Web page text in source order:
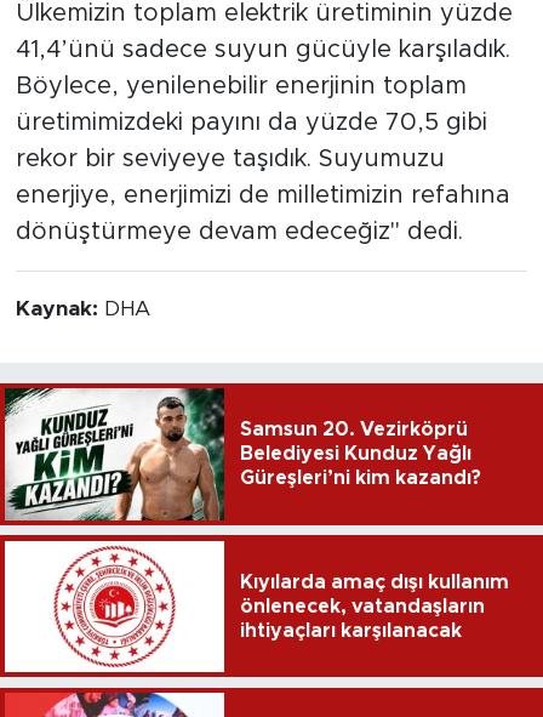
Ülkemizin toplam elektrik üretiminin yüzde
41,4’ünü sadece suyun gücüyle karşıladık.
Böylece, yenilenebilir enerjinin toplam
üretimimizdeki payını da yüzde 70,5 gibi
rekor bir seviyeye taşıdık. Suyumuzu
enerjiye, enerjimizi de milletimizin refahına
dönüştürmeye devam edeceğiz" dedi.
Kaynak: DHA
Samsun 20. Vezirköprü
Belediyesi Kunduz Yağlı
Güreşleri’ni kim kazandı?
Kıyılarda amaç dışı kullanım
önlenecek, vatandaşların
ihtiyaçları karşılanacak